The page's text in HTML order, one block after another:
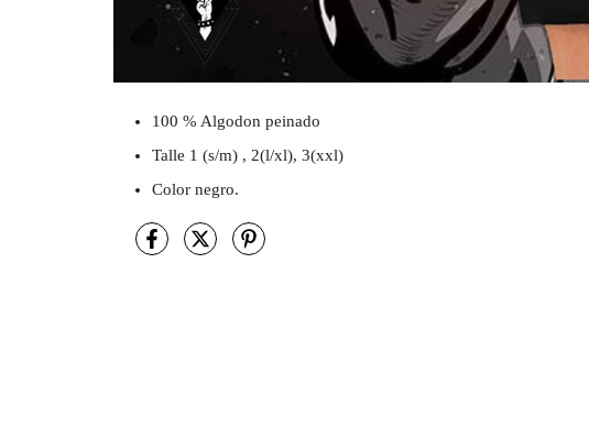
100 % Algodon peinado
Talle 1 (s/m) , 2(l/xl), 3(xxl)
Color negro.